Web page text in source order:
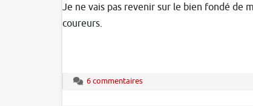
Je ne vais pas revenir sur le bien fondé de
coureurs.
6 commentaires